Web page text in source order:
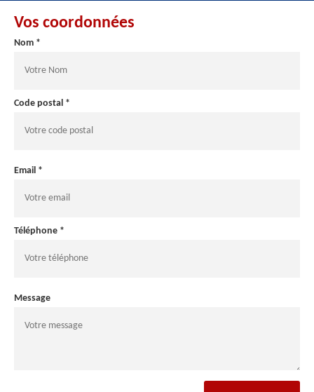
Vos coordonnées
Nom *
Code postal *
Email *
Téléphone *
Message